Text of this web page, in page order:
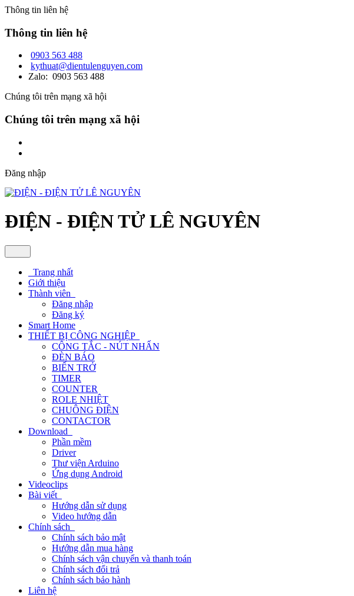
Thông tin liên hệ
Thông tin liên hệ
0903 563 488
kythuat@dientulenguyen.com
Zalo: 0903 563 488
Chúng tôi trên mạng xã hội
Chúng tôi trên mạng xã hội
Đăng nhập
ĐIỆN - ĐIỆN TỬ LÊ NGUYÊN
Trang nhất
Giới thiệu
Thành viên
Đăng nhập
Đăng ký
Smart Home
THIẾT BỊ CÔNG NGHIỆP
CÔNG TẮC - NÚT NHẤN
ĐÈN BÁO
BIẾN TRỞ
TIMER
COUNTER
ROLE NHIỆT
CHUÔNG ĐIỆN
CONTACTOR
Download
Phần mềm
Driver
Thư viện Arduino
Ứng dụng Android
Videoclips
Bài viết
Hướng dẫn sử dụng
Video hướng dẫn
Chính sách
Chính sách bảo mật
Hướng dẫn mua hàng
Chính sách vận chuyển và thanh toán
Chính sách đổi trả
Chính sách bảo hành
Liên hệ